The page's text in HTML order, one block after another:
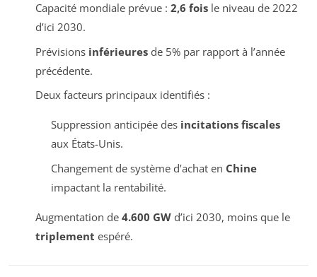
Capacité mondiale prévue : 2,6 foisle niveau de 2022
d’ici 2030.
Prévisions inférieuresde 5% par rapport à l’année
précédente.
Deux facteurs principaux identifiés :
Suppression anticipée des incitations fiscales
aux États-Unis.
Changement de système d’achat en Chine
impactant la rentabilité.
Augmentation de 4.600 GWd’ici 2030, moins que le
triplement espéré.